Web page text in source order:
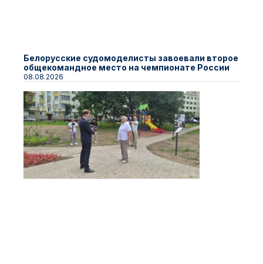
Белорусские судомоделисты завоевали второе
общекомандное место на чемпионате России
08.08.2026